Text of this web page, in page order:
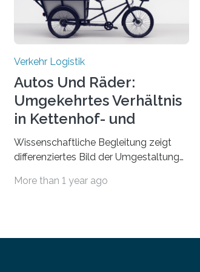
Verkehr Logistik
Autos Und Räder:
Umgekehrtes Verhältnis
in Kettenhof- und
Grüneburgweg
Wissenschaftliche Begleitung zeigt
differenziertes Bild der Umgestaltung
wird empfohlen Um den Rad- und
More than 1 year ago